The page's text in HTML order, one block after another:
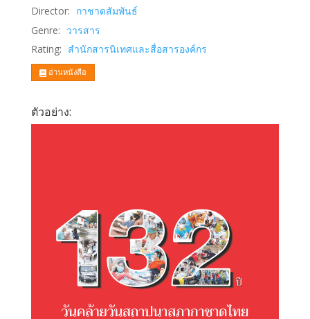
Director: กาชาดสัมพันธ์
Genre: วารสาร
Rating: สำนักสารนิเทศและสื่อสารองค์กร
อ่านหนังสือ
ตัวอย่าง: